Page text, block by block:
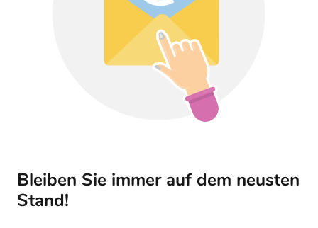
Bleiben Sie immer auf dem neusten
Stand!